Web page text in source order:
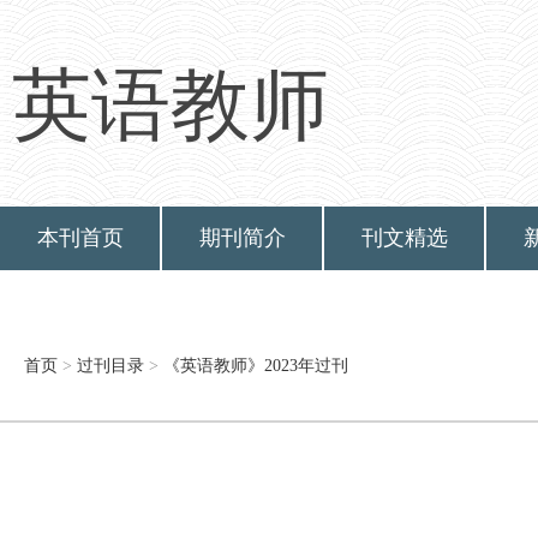
英语教师
本刊首页 期刊简介 刊文精选
首页 > 过刊目录 > 《英语教师》2023年过刊